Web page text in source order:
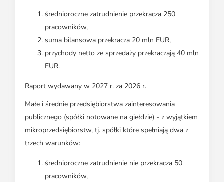
średnioroczne zatrudnienie przekracza 250
pracowników,
suma bilansowa przekracza 20 mln EUR,
przychody netto ze sprzedaży przekraczają 40 mln
EUR.
Raport wydawany w 2027 r. za 2026 r.
Małe i średnie przedsiębiorstwa zainteresowania
publicznego (spółki notowane na giełdzie) - z wyjątkiem
mikroprzedsiębiorstw, tj. spółki które spełniają dwa z
trzech warunków:
średnioroczne zatrudnienie nie przekracza 50
pracowników,